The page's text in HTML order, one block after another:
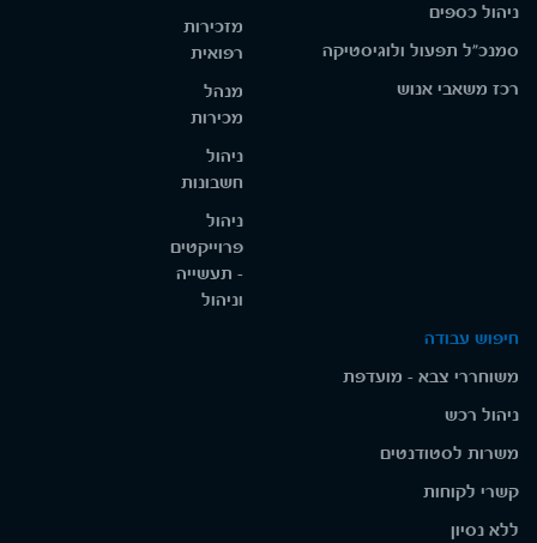
ניהול כספים
סמנכ"ל תפעול ולוגיסטיקה
רכז משאבי אנוש
מזכירות
רפואית
מנהל
מכירות
ניהול
חשבונות
ניהול
פרוייקטים
- תעשייה
וניהול
חיפוש עבודה
משוחררי צבא - מועדפת
ניהול רכש
משרות לסטודנטים
קשרי לקוחות
ללא נסיון